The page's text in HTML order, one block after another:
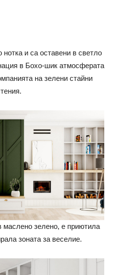
и са оставени в светло
в Бохо-шик атмосферата
на зелени стайни
маслено зелено, е приютила
зоната за веселие.